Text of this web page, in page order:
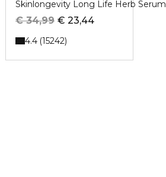
Skinlongevity Long Life Herb Serum
€ 23,44
€ 34,99
4.4 15242